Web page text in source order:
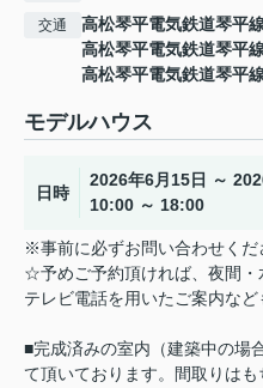
交通 高松琴平電気鉄道琴平
高松琴平電気鉄道琴平
高松琴平電気鉄道琴平
モデルハウス
日時
2026年6月15日 ～
10:00 ～ 18:00
※事前に必ずお問い合わせくだ
☆予めご予約頂ければ、夜間・
テレビ電話を用いたご案内など
■完成済みの室内（建築中の場
て頂いております。間取りは